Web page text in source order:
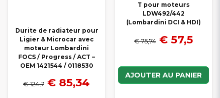
Durite de radiateur pour
Ligier & Microcar avec
moteur Lombardini
FOCS / Progress / ACT –
OEM 1421544 / 0118530
€ 124,7 € 85,34
T pour moteurs
LDW492/442
(Lombardini DCI & HDI)
€ 75,74 € 57,5
AJOUTER AU PANIER